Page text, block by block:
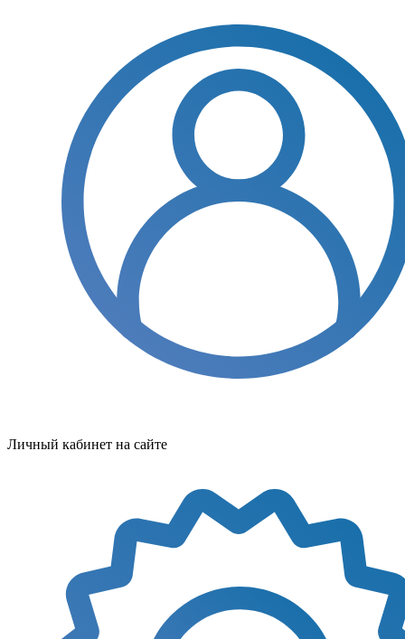
Личный кабинет на сайте